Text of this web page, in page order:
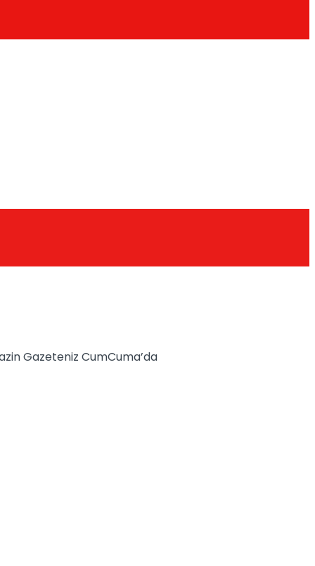
Gazeteniz CumCuma’da